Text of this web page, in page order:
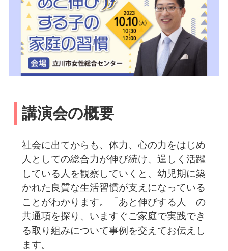
講演会の概要
社会に出てからも、体力、心の力をはじめ
人としての総合力が伸び続け、逞しく活躍
している人を観察していくと、幼児期に築
かれた良質な生活習慣が支えになっている
ことがわかります。「あと伸びする人」の
共通項を探り、いますぐご家庭で実践でき
る取り組みについて事例を交えてお伝えし
ます。